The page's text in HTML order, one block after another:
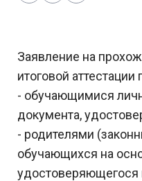
Заявление на
итоговой аттестации
- обучающимися
документа,
- родителями
обучающихся на
удостоверяющегося